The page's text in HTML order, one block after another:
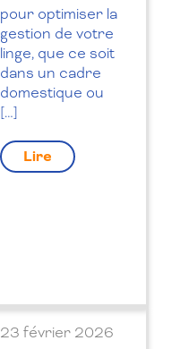
pour optimiser la
gestion de votre
linge, que ce soit
dans un cadre
domestique ou
[…]
Lire
23 février 2026